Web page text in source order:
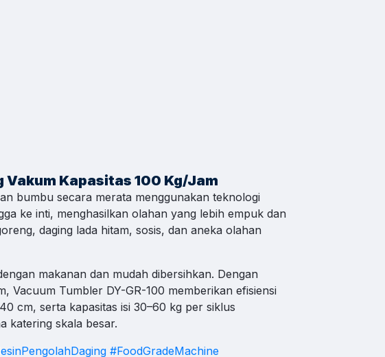
Vakum Kapasitas 100 Kg/Jam
bumbu secara merata menggunakan teknologi
ke inti, menghasilkan olahan yang lebih empuk dan
daging lada hitam, sosis, dan aneka olahan
makanan dan mudah dibersihkan. Dengan
Vacuum Tumbler DY-GR-100 memberikan efisiensi
cm, serta kapasitas isi 30–60 kg per siklus
katering skala besar.
#FoodGradeMachine
Chat WA
Chat WA